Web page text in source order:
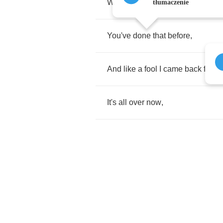
When you're feeling footloose
You've done that before,
And like a fool came back for
It's all over now,
tłumaczenie